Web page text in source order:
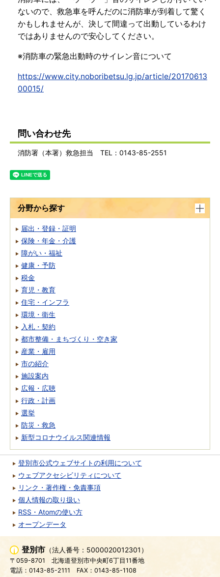
ないので、救急車を呼んだのに消防車が到着して驚く
かもしれませんが、決して間違って出動しているわけ
ではありませんので安心してください。
※消防車の緊急出動時のサイレン音について
https://www.city.noboribetsu.lg.jp/article/20170613
00015/
問い合わせ先
消防署（本署）救急担当 TEL：0143-85-2551
分野から探す
届出・登録・証明
保険・年金・介護
障がい・福祉
健康・予防
税金
育児・教育
住宅・インフラ
環境・衛生
入札・契約
都市整備・まちづくり・空き家
産業・雇用
市の紹介
施設案内
広報・広聴
行政・計画
選挙
防災・救急
新型コロナウイルス関連情報
登別市公式ウェブサイトの利用について
ウェブアクセシビリティについて
リンク・著作権・免責事項
個人情報の取り扱い
RSS・Atomの使い方
オープンデータ
登別市 （法人番号：5000020012301）
〒059-8701
北海道登別市中央町6丁目11番地
電話：0143-85-2111
FAX：0143-85-1108